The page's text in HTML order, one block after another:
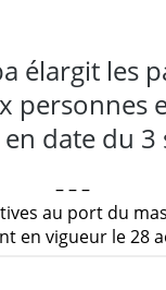
élargit les
personnes
date du
– – –
au port du
en vigueur le 28